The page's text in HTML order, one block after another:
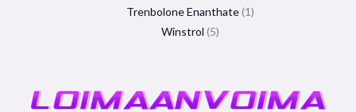
Trenbolone Enanthate 1
Winstrol 5